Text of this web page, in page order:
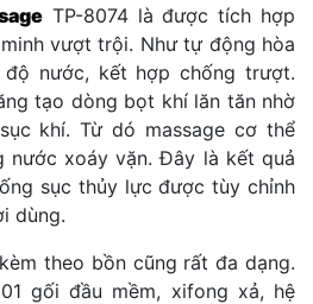
TP-8074 là được tích hợp
vượt trội. Như tự động hòa
độ nước, kết hợp chống trượt.
tạo dòng bọt khí lăn tăn nhờ
khí. Từ dó massage cơ thể
nước xoáy vặn. Đây là kết quả
sục thủy lực được tùy chỉnh
dùng.
theo bồn cũng rất đa dạng.
gối đầu mềm, xifong xả, hệ